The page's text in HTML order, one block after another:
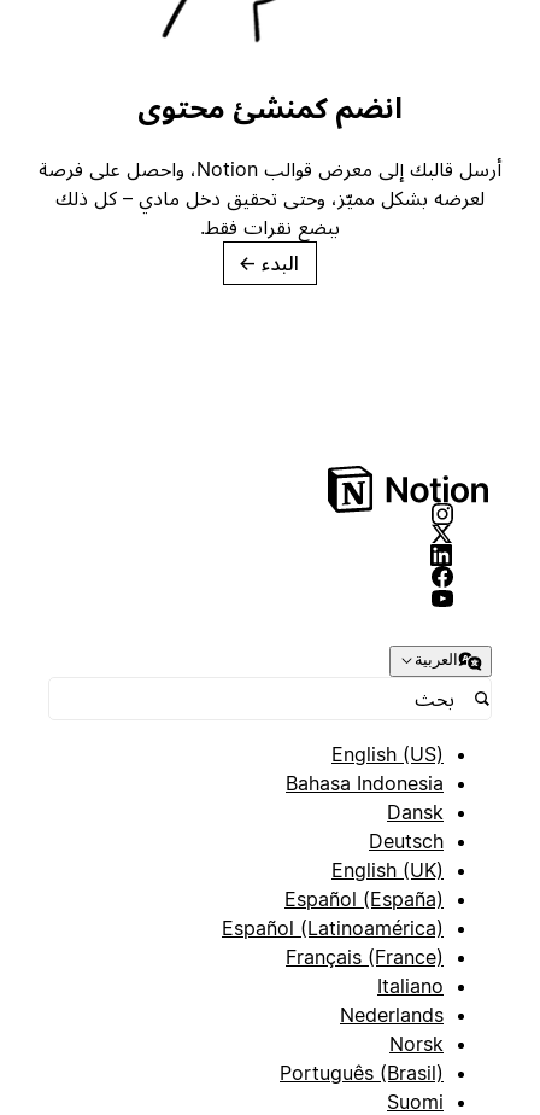
انضم كمنشئ محتوى
أرسل قالبك إلى معرض قوالب Notion، واحصل على فرصة
لعرضه بشكل مميّز، وحتى تحقيق دخل مادي – كل ذلك
ببضع نقرات فقط.
→
العربية
English (US)
Bahasa Indonesia
Dansk
Deutsch
English (UK)
Español (España)
Español (Latinoamérica)
Français (France)
Italiano
Nederlands
Norsk
Português (Brasil)
Suomi